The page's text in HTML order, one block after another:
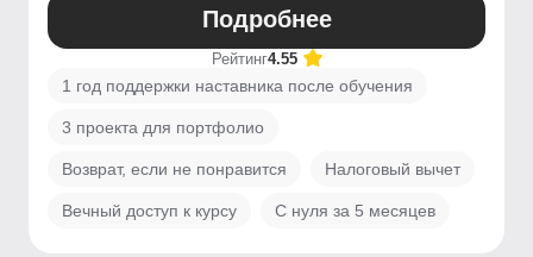
Подробнее
Рейтинг4.55
1 год поддержки наставника после обучения
3 проекта для портфолио
Возврат, если не понравится Налоговый вычет
Вечный доступ к курсу С нуля за 5 месяцев